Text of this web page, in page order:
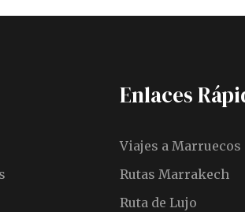
Enlaces
Viajes a Marruecos
Rutas Marrakech
Ruta de Lujo